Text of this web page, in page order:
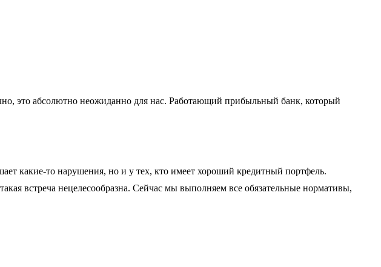
это абсолютно неожиданно для нас. Работающий прибыльный банк, который
какие-то нарушения, но и у тех, кто имеет хороший кредитный портфель.
встреча нецелесообразна. Сейчас мы выполняем все обязательные нормативы,